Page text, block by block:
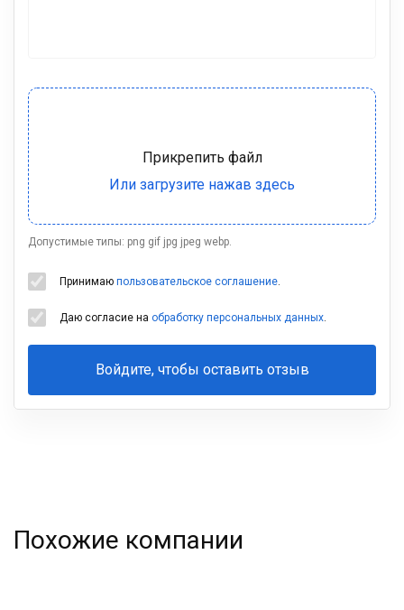
Допустимые типы: png gif jpg jpeg webp.
Принимаю пользовательское соглашение.
Даю согласие на обработку персональных данных.
Войдите, чтобы оставить отзыв
Ваша
Похожие компании